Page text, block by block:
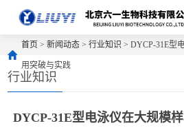
首页 >新闻动态 >行业知识 > DYCP-31E型
用突破与实践
行业知识
DYCP-31E型电泳仪在大规模